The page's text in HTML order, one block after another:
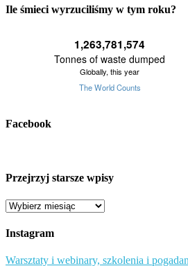
Ile śmieci wyrzuciliśmy w tym roku?
Facebook
Przejrzyj starsze wpisy
Przejrzyj
wpisy
Instagram
Warsztaty i webinary, szkolenia i